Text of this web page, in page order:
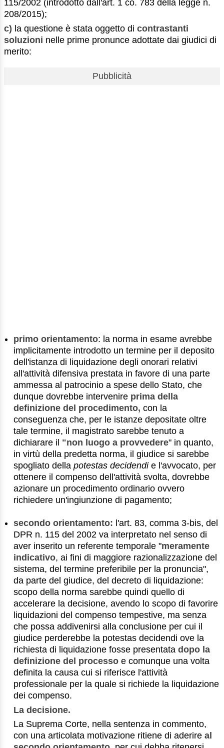
115/2002 (introdotto dall'art. 1 co. 783 della legge n.
208/2015);
c) la questione è stata oggetto di contrastanti
soluzioni nelle prime pronunce adottate dai giudici di
merito:
Pubblicità
primo orientamento: la norma in esame avrebbe
implicitamente introdotto un termine per il deposito
dell'istanza di liquidazione degli onorari relativi
all'attività difensiva prestata in favore di una parte
ammessa al patrocinio a spese dello Stato, che
dunque dovrebbe intervenire prima della
definizione del procedimento, con la
conseguenza che, per le istanze depositate oltre
tale termine, il magistrato sarebbe tenuto a
dichiarare il "non luogo a provvedere" in quanto,
in virtù della predetta norma, il giudice si sarebbe
spogliato dellapotestas decidendie l'avvocato, per
ottenere il compenso dell'attività svolta, dovrebbe
azionare un procedimento ordinario ovvero
richiedere un'ingiunzione di pagamento;
secondo orientamento: l'art. 83, comma 3-bis, del
DPR n. 115 del 2002 va interpretato nel senso di
aver inserito un referente temporale "meramente
indicativo, ai fini di maggiore razionalizzazione del
sistema, del termine preferibile per la pronuncia",
da parte del giudice, del decreto di liquidazione:
scopo della norma sarebbe quindi quello di
accelerare la decisione, avendo lo scopo di favorire
liquidazioni del compenso tempestive, ma senza
che possa addivenirsi alla conclusione per cui il
giudice perderebbe la potestas decidendi ove la
richiesta di liquidazione fosse presentatadopo la
definizione del processo e comunque una volta
definita la causa cui si riferisce l'attività
professionale per la quale si richiede la liquidazione
dei compenso.
La decisione.
La Suprema Corte, nella sentenza in commento,
con una articolata motivazione ritiene di aderireal